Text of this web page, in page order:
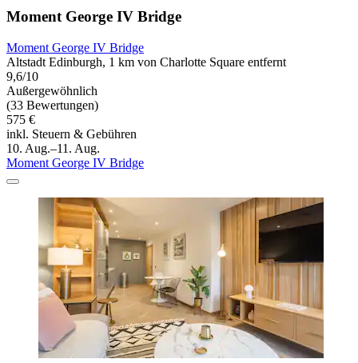
Moment George IV Bridge
Moment George IV Bridge
Altstadt Edinburgh, 1 km von Charlotte Square entfernt
9,6/10
Außergewöhnlich
(33 Bewertungen)
575 €
inkl. Steuern & Gebühren
10. Aug.–11. Aug.
Moment George IV Bridge